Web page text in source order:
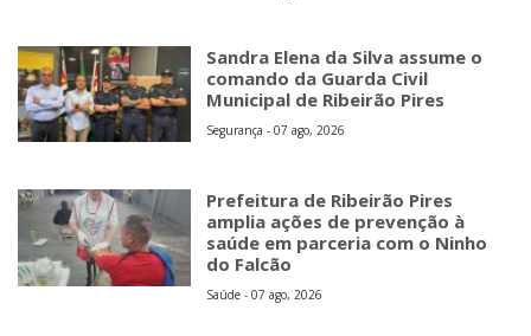
Sandra Elena da Silva assume o
comando da Guarda Civil
Municipal de Ribeirão Pires
Segurança - 07 ago, 2026
Prefeitura de Ribeirão Pires
amplia ações de prevenção à
saúde em parceria com o Ninho
do Falcão
Saúde - 07 ago, 2026